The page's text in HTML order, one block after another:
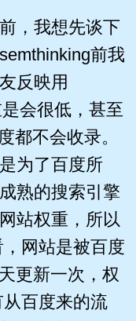
，我想先谈下
前我
反映用
会很低，甚至
都不会收录。
为了百度所
熟的搜索引擎
站权重，所以
网站是被百度
更新一次，权
百度来的流